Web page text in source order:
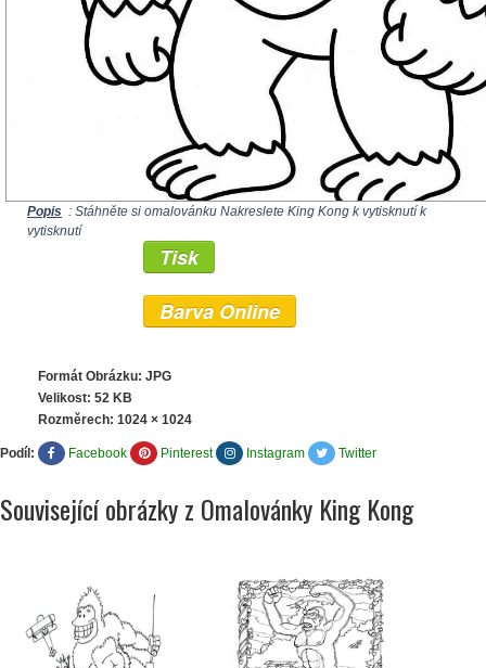
Popis : Stáhněte si omalovánku Nakreslete King Kong k vytisknutí k
vytisknutí
Tisk
Barva Online
Formát Obrázku: JPG
Velikost: 52 KB
Rozměrech: 1024 × 1024
Podíl: Facebook Pinterest Instagram Twitter
Související obrázky z Omalovánky King Kong